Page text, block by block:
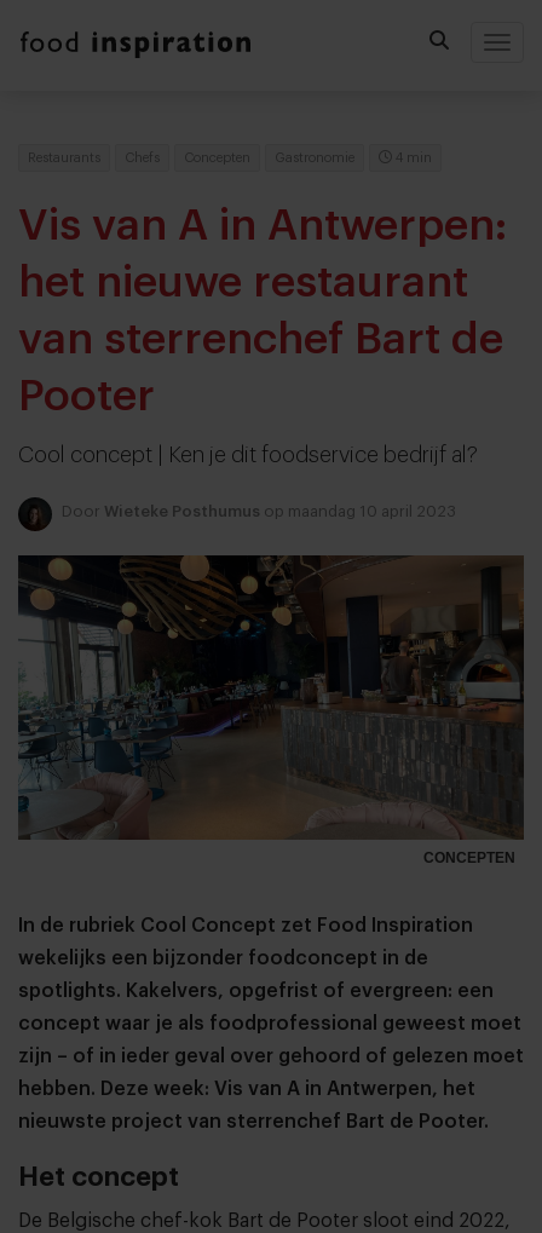
Restaurants Chefs Concepten Gastronomie 4 min
Vis van A in Antwerpen:
het nieuwe restaurant
van sterrenchef Bart de
Pooter
Cool concept | Ken je dit foodservice bedrijf al?
Door Wieteke Posthumus op maandag 10 april 2023
CONCEPTEN
In de rubriek Cool Concept zet Food Inspiration
wekelijks een bijzonder foodconcept in de
spotlights. Kakelvers, opgefrist of evergreen: een
concept waar je als foodprofessional geweest moet
zijn – of in ieder geval over gehoord of gelezen moet
hebben. Deze week: Vis van A in Antwerpen, het
nieuwste project van sterrenchef Bart de Pooter.
Het concept
De Belgische chef-kok Bart de Pooter sloot eind 2022,